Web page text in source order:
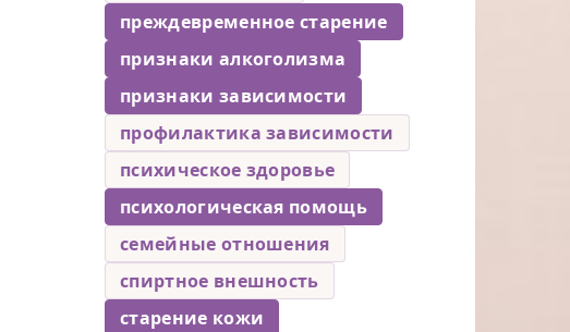
преждевременное старение
признаки алкоголизма
признаки зависимости
профилактика зависимости
психическое здоровье
психологическая помощь
семейные отношения
спиртное внешность
старение кожи